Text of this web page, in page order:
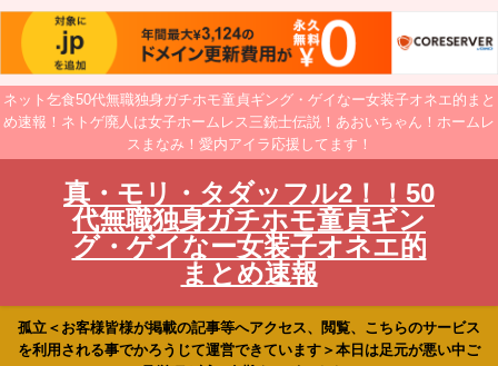
ネット乞食50代無職独身ガチホモ童貞ギング・ゲイなー女装子オネエ的まと
め速報！ネトゲ廃人は女子ホームレス三銃士伝説！あおいちゃん！ホームレ
スまなみ！愛内アイラ応援してます！
真・モリ・タダッフル2！！50
代無職独身ガチホモ童貞ギン
グ・ゲイなー女装子オネエ的
まとめ速報
孤立＜お客様皆様が掲載の記事等へアクセス、閲覧、こちらのサービス
を利用される事でかろうじて運営できています＞本日は足元が悪い中ご